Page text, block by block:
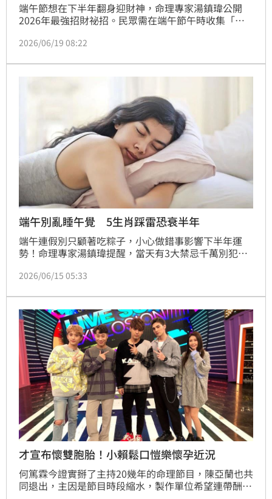
端午節想在下半年翻身迎財神，命理專家湯鎮瑋公開
2026年最強招財祕招。民眾需在端午節午時收集「午
滾。湯鎮瑋強調，這鍋開運財水絕不可飲用，且必須精
裝瓶存放至隔年。若有去年的舊水，可倒入水槽或澆
花，象徵生生不息。把握黃金時段開運，讓您下半年財
氣滿盈，輕鬆招財進寶。
2026/06/19 08:22
端午別亂睡午覺 5生肖踩雷恐衰半年
端午連假別只顧著吃粽子，小心做錯事影響下半年運
勢！命理專家湯鎮瑋提醒，當天有3大禁忌千萬別犯，
與氣場，連帶影響下半年運勢。
2026/06/15 05:33
才宣布懷雙胞胎！小賴鬆口愷樂懷孕近況
何篤霖今證實掰了主持20幾年的命理節目，陳亞蘭也共
同退出，主因是節目時段縮水，製作單位希望連帶酬勞